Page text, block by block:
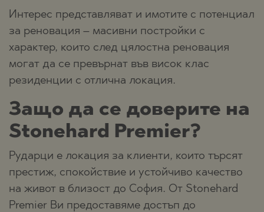
Интерес представляват и имотите с потенциал
за реновация – масивни постройки с
характер, които след цялостна реновация
могат да се превърнат във висок клас
резиденции с отлична локация.
Защо да се доверите на
Stonehard Premier?
Рударци е локация за клиенти, които търсят
престиж, спокойствие и устойчиво качество
на живот в близост до София. От Stonehard
Premier Ви предоставяме достъп до